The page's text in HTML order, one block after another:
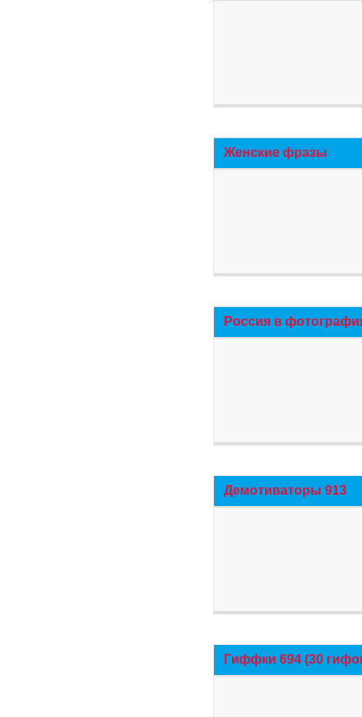
Женские фразы
Россия в
Демотиваторы 913
Гиффки 694 (30